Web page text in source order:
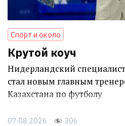
Спорт и около
Крутой коуч
Нидерландский
стал новым главным
Казахстана по футболу
07.08.2026 306